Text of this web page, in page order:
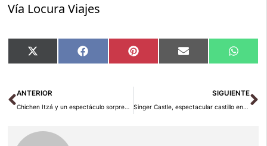
Vía Locura Viajes
Compartir
en
X
(Twitter)
Compartir
en
Facebook Compartir
en
Pinterest Compartir
en
Email
en
Ant
ANTERIOR
Chichen Itzá y un espectáculo sorprendente
SIGUIENTE
Singer Castle, espectacular castillo en Dark Island